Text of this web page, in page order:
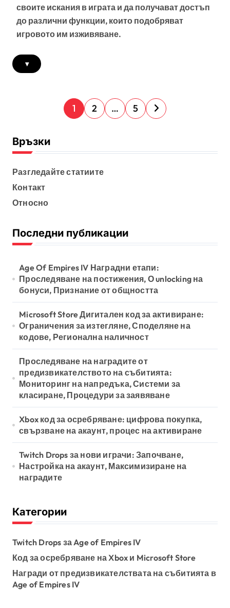
своите искания в играта и да получават достъп
до различни функции, които подобряват
игровото им изживяване.
▾
P
o
t
s
i
a
t
i
o
n
1 2 … 5
Връзки
Разгледайте статиите
Контакт
Относно
Последни публикации
Age Of Empires IV Наградни етапи:
Проследяване на постижения, О unlocking на
бонуси, Признание от общността
Microsoft Store Дигитален код за активиране:
Ограничения за изтегляне, Споделяне на
кодове, Регионална наличност
Проследяване на наградите от
предизвикателството на събитията:
Мониторинг на напредъка, Системи за
класиране, Процедури за заявяване
Xbox код за осребряване: цифрова покупка,
свързване на акаунт, процес на активиране
Twitch Drops за нови играчи: Започване,
Настройка на акаунт, Максимизиране на
наградите
Категории
Twitch Drops за Age of Empires IV
Код за осребряване на Xbox и Microsoft Store
Награди от предизвикателствата на събитията в
Age of Empires IV